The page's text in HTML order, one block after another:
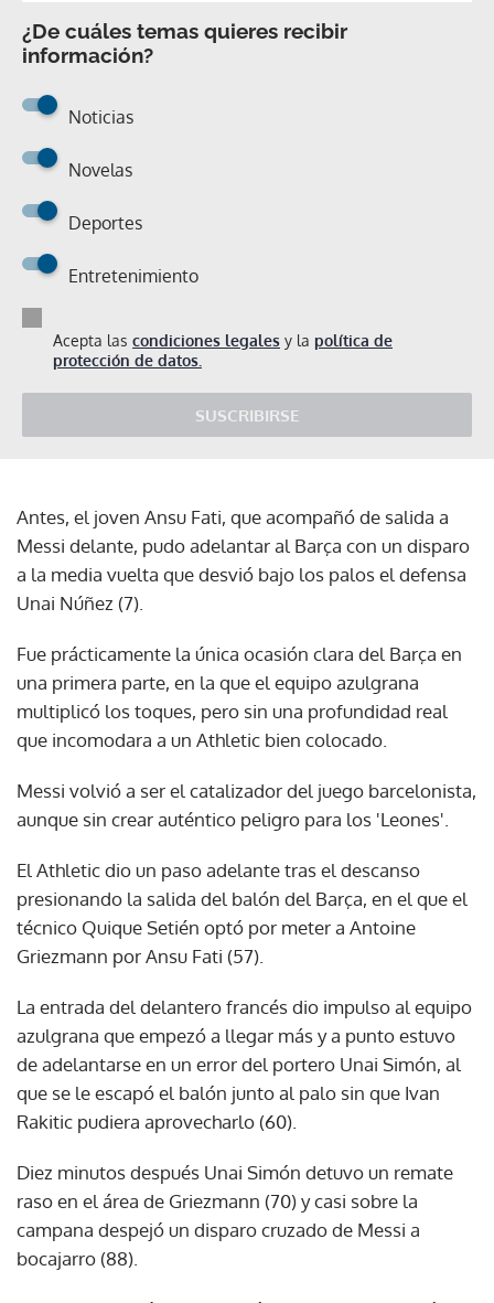
¿De cuáles temas quieres recibir
información?
Noticias
Novelas
Deportes
Entretenimiento
Acepta las condiciones legales y la política de
protección de datos.
SUSCRIBIRSE
Antes, el joven Ansu Fati, que acompañó de salida a
Messi delante, pudo adelantar al Barça con un disparo
a la media vuelta que desvió bajo los palos el defensa
Unai Núñez (7).
Fue prácticamente la única ocasión clara del Barça en
una primera parte, en la que el equipo azulgrana
multiplicó los toques, pero sin una profundidad real
que incomodara a un Athletic bien colocado.
Messi volvió a ser el catalizador del juego barcelonista,
aunque sin crear auténtico peligro para los 'Leones'.
El Athletic dio un paso adelante tras el descanso
presionando la salida del balón del Barça, en el que el
técnico Quique Setién optó por meter a Antoine
Griezmann por Ansu Fati (57).
La entrada del delantero francés dio impulso al equipo
azulgrana que empezó a llegar más y a punto estuvo
de adelantarse en un error del portero Unai Simón, al
que se le escapó el balón junto al palo sin que Ivan
Rakitic pudiera aprovecharlo (60).
Diez minutos después Unai Simón detuvo un remate
raso en el área de Griezmann (70) y casi sobre la
campana despejó un disparo cruzado de Messi a
bocajarro (88).